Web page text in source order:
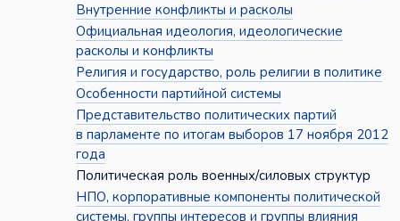
Внутренние конфликты и расколы
Официальная идеология, идеологические
расколы и конфликты
Религия и государство, роль религии в политике
Особенности партийной системы
Представительство политических партий
в парламенте по итогам выборов 17 ноября 2012
года
Политическая роль военных/силовых структур
НПО, корпоративные компоненты политической
системы, группы интересов и группы влияния